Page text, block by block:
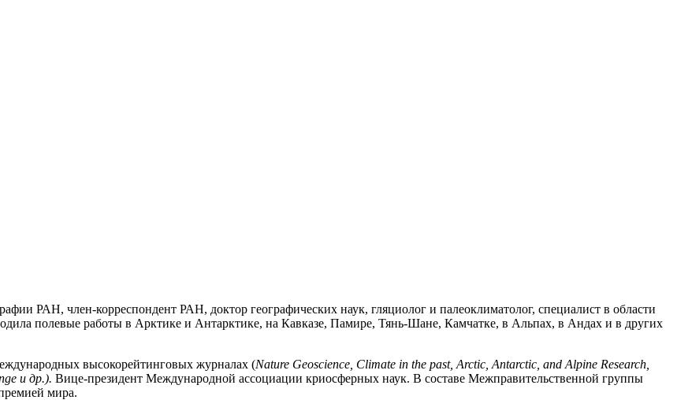
РАН, член-корреспондент РАН, доктор географических наук, гляциолог и палеоклиматолог, специалист в области
полевые работы в Арктике и Антарктике, на Кавказе, Памире, Тянь-Шане, Камчатке, в Альпах, в Андах и в других
высокорейтинговых журналах (Nature Geoscience, Climate in the past, Arctic, Antarctic, and Alpine Research,
и др.). Вице-президент Международной ассоциации криосферных наук. В составе Межправительственной группы
мира.